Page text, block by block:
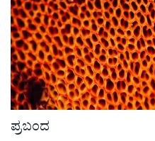
ಪ್ರಬಂದ